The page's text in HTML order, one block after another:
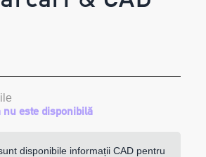
nu este disponibilă
disponibile informații CAD pentru